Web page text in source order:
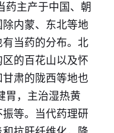
药主产于中国、朝
内蒙、东北等地
当药的分布。北
的百花山以及怀
肃的陇西等地也
胃，主治湿热黄
等。当代药理研